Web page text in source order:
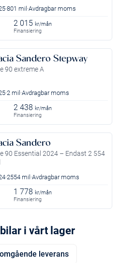
801 mil Avdragbar moms
2 015 kr/mån
Finansiering
Sandero Stepway
90 extreme A
2 mil Avdragbar moms
2 438 kr/mån
Finansiering
Sandero
90 Essential 2024 – Endast 2 554
2554 mil Avdragbar moms
1 778 kr/mån
Finansiering
i vårt lager
leverans